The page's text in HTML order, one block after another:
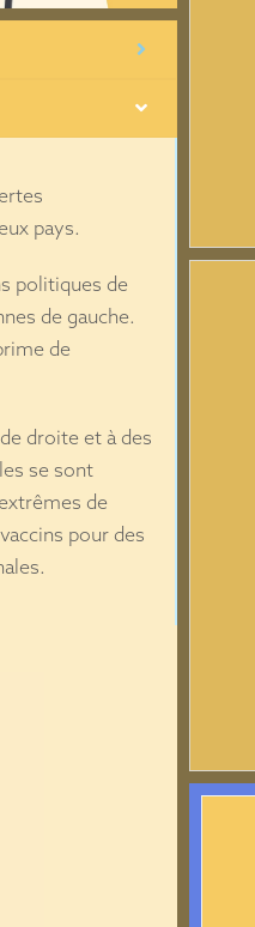
pays.
politiques de
de gauche.
de
droite et à des
se sont
de
pour des